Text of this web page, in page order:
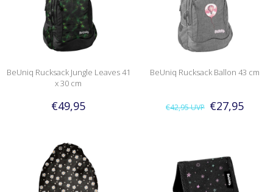
BeUniq Rucksack Jungle Leaves 41
x 30 cm
€49,95
BeUniq Rucksack Ballon 43 cm
€42,95UVP €27,95